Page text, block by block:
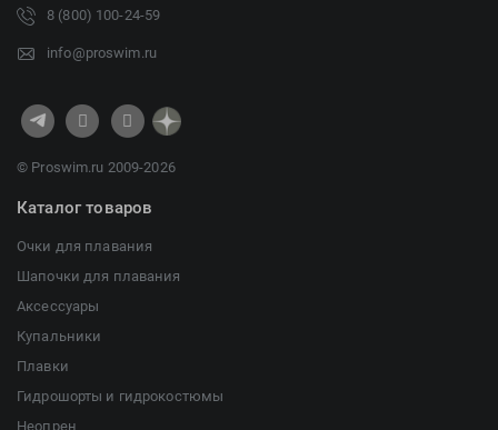
8 (800) 100-24-59
info@proswim.ru
© Proswim.ru 2009-2026
Каталог товаров
Очки для плавания
Шапочки для плавания
Аксессуары
Купальники
Плавки
Гидрошорты и гидрокостюмы
Неопрен